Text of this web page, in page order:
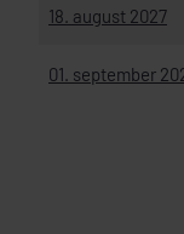
18. august 2027
01. september